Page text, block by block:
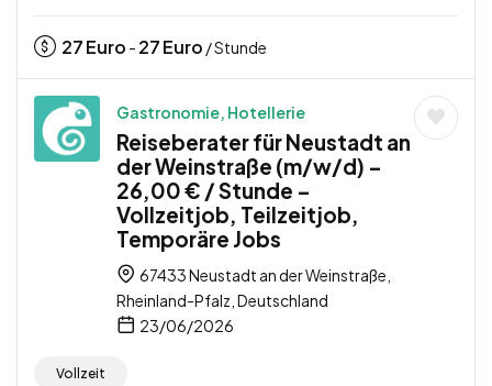
27Euro - 27Euro / Stunde
Gastronomie, Hotellerie
Reiseberater für Neustadt an
der Weinstraße (m/w/d) –
26,00 € / Stunde –
Vollzeitjob, Teilzeitjob,
Temporäre Jobs
67433 Neustadt an der Weinstraße,
Rheinland-Pfalz, Deutschland
23/06/2026
Vollzeit